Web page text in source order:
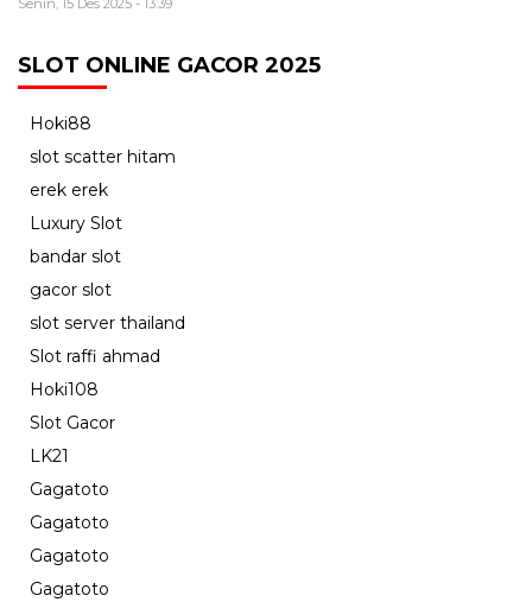
Senin, 15 Des 2025 - 13:39
SLOT ONLINE GACOR 2025
Hoki88
slot scatter hitam
erek erek
Luxury Slot
bandar slot
gacor slot
slot server thailand
Slot raffi ahmad
Hoki108
Slot Gacor
LK21
Gagatoto
Gagatoto
Gagatoto
Gagatoto